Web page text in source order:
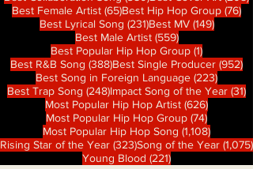
Best Female Artist (65)65 篇文章
Best Hip Hop Group (76)76
Best Lyrical Song (231)231 篇文章
Best MV (149)149 篇文
Best Male Artist (559)559 篇文章
Best Popular Hip Hop Group (1)1 篇文章
Best R&B Song (388)388 篇文章
Best Single Producer (952)
Best Song in Foreign Language (223)223 篇
Best Trap Song (248)248 篇文章
Impact Song of the Year (31)
Most Popular Hip Hop Artist (626)626 篇文
Most Popular Hip Hop Group (74)74 篇文章
Most Popular Hip Hop Song (1,108)1,108 篇
Rising Star of the Year (323)323 篇文章
Song of the Year (1,075)
Young Blood (221)221 篇文章